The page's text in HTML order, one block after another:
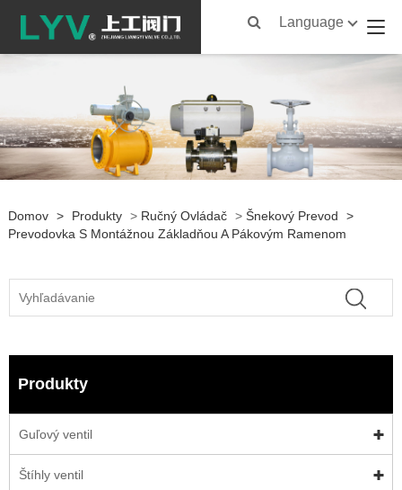
Language
Domov > Produkty > Ručný Ovládač > Šnekový Prevod
>
Prevodovka S Montážnou Základňou A Pákovým Ramenom
Produkty
Guľový ventil
Štíhly ventil